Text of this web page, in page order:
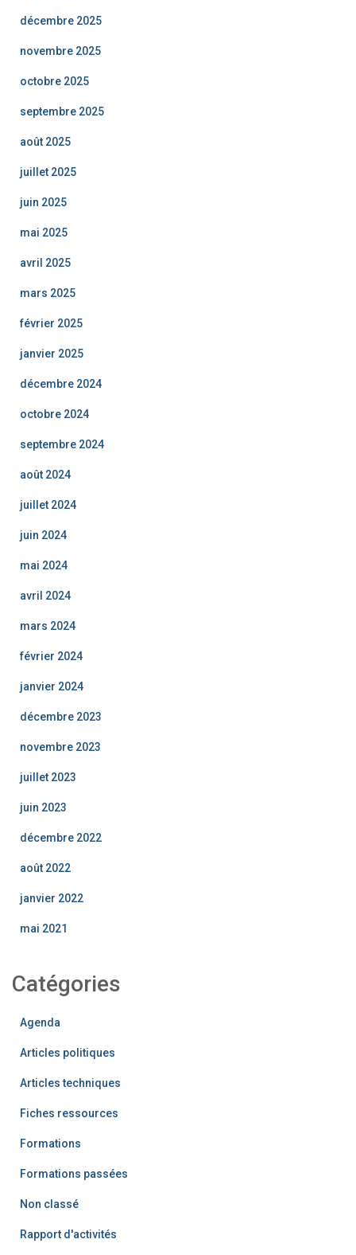
décembre 2025
novembre 2025
octobre 2025
septembre 2025
août 2025
juillet 2025
juin 2025
mai 2025
avril 2025
mars 2025
février 2025
janvier 2025
décembre 2024
octobre 2024
septembre 2024
août 2024
juillet 2024
juin 2024
mai 2024
avril 2024
mars 2024
février 2024
janvier 2024
décembre 2023
novembre 2023
juillet 2023
juin 2023
décembre 2022
août 2022
janvier 2022
mai 2021
Catégories
Agenda
Articles politiques
Articles techniques
Fiches ressources
Formations
Formations passées
Non classé
Rapport d'activités